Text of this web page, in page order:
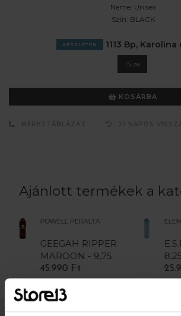
Neme: Unisex
Szín: BLACK
KÉSZLETEN 1113 Bp, Karolina
1Size
KOSÁRBA
Ajánlott termékek a
RIPPER
ELEMENT GÖRDESZKA
E.S.P. HIGHWAY -
8,25